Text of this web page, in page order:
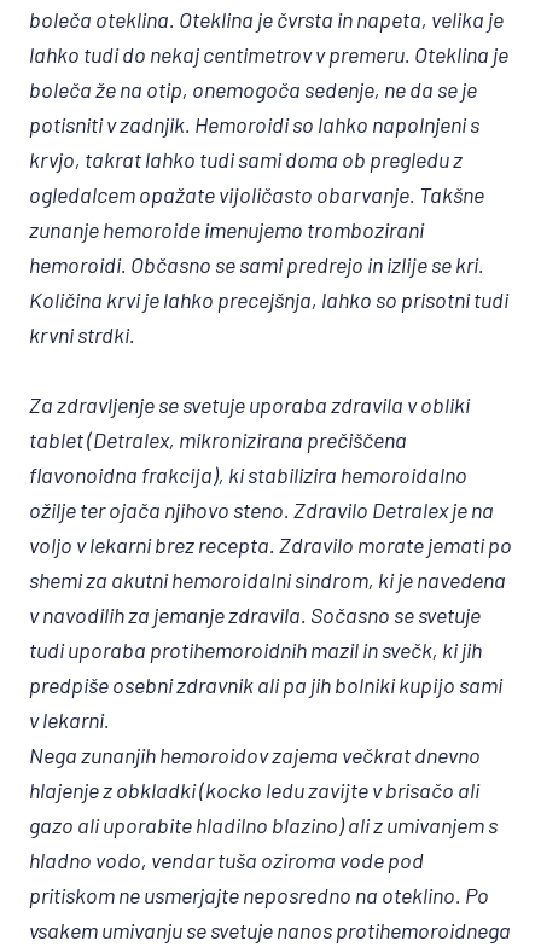
boleča oteklina. Oteklina je čvrsta in napeta, velika je
lahko tudi do nekaj centimetrov v premeru. Oteklina je
boleča že na otip, onemogoča sedenje, ne da se je
potisniti v zadnjik. Hemoroidi so lahko napolnjeni s
krvjo, takrat lahko tudi sami doma ob pregledu z
ogledalcem opažate vijoličasto obarvanje. Takšne
zunanje hemoroide imenujemo trombozirani
hemoroidi. Občasno se sami predrejo in izlije se kri.
Količina krvi je lahko precejšnja, lahko so prisotni tudi
krvni strdki.
Za zdravljenje se svetuje uporaba zdravila v obliki
tablet (Detralex, mikronizirana prečiščena
flavonoidna frakcija), ki stabilizira hemoroidalno
ožilje ter ojača njihovo steno. Zdravilo Detralex je na
voljo v lekarni brez recepta. Zdravilo morate jemati po
shemi za akutni hemoroidalni sindrom, ki je navedena
v navodilih za jemanje zdravila. Sočasno se svetuje
tudi uporaba protihemoroidnih mazil in svečk, ki jih
predpiše osebni zdravnik ali pa jih bolniki kupijo sami
v lekarni.
Nega zunanjih hemoroidov zajema večkrat dnevno
hlajenje z obkladki (kocko ledu zavijte v brisačo ali
gazo ali uporabite hladilno blazino) ali z umivanjem s
hladno vodo, vendar tuša oziroma vode pod
pritiskom ne usmerjajte neposredno na oteklino. Po
vsakem umivanju se svetuje nanos protihemoroidnega